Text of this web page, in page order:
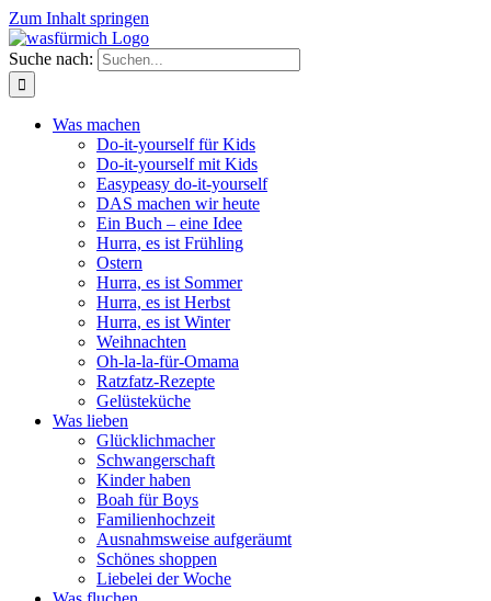
Zum Inhalt springen
Suche nach:
Was machen
Do-it-yourself für Kids
Do-it-yourself mit Kids
Easypeasy do-it-yourself
DAS machen wir heute
Ein Buch – eine Idee
Hurra, es ist Frühling
Ostern
Hurra, es ist Sommer
Hurra, es ist Herbst
Hurra, es ist Winter
Weihnachten
Oh-la-la-für-Omama
Ratzfatz-Rezepte
Gelüsteküche
Was lieben
Glücklichmacher
Schwangerschaft
Kinder haben
Boah für Boys
Familienhochzeit
Ausnahmsweise aufgeräumt
Schönes shoppen
Liebelei der Woche